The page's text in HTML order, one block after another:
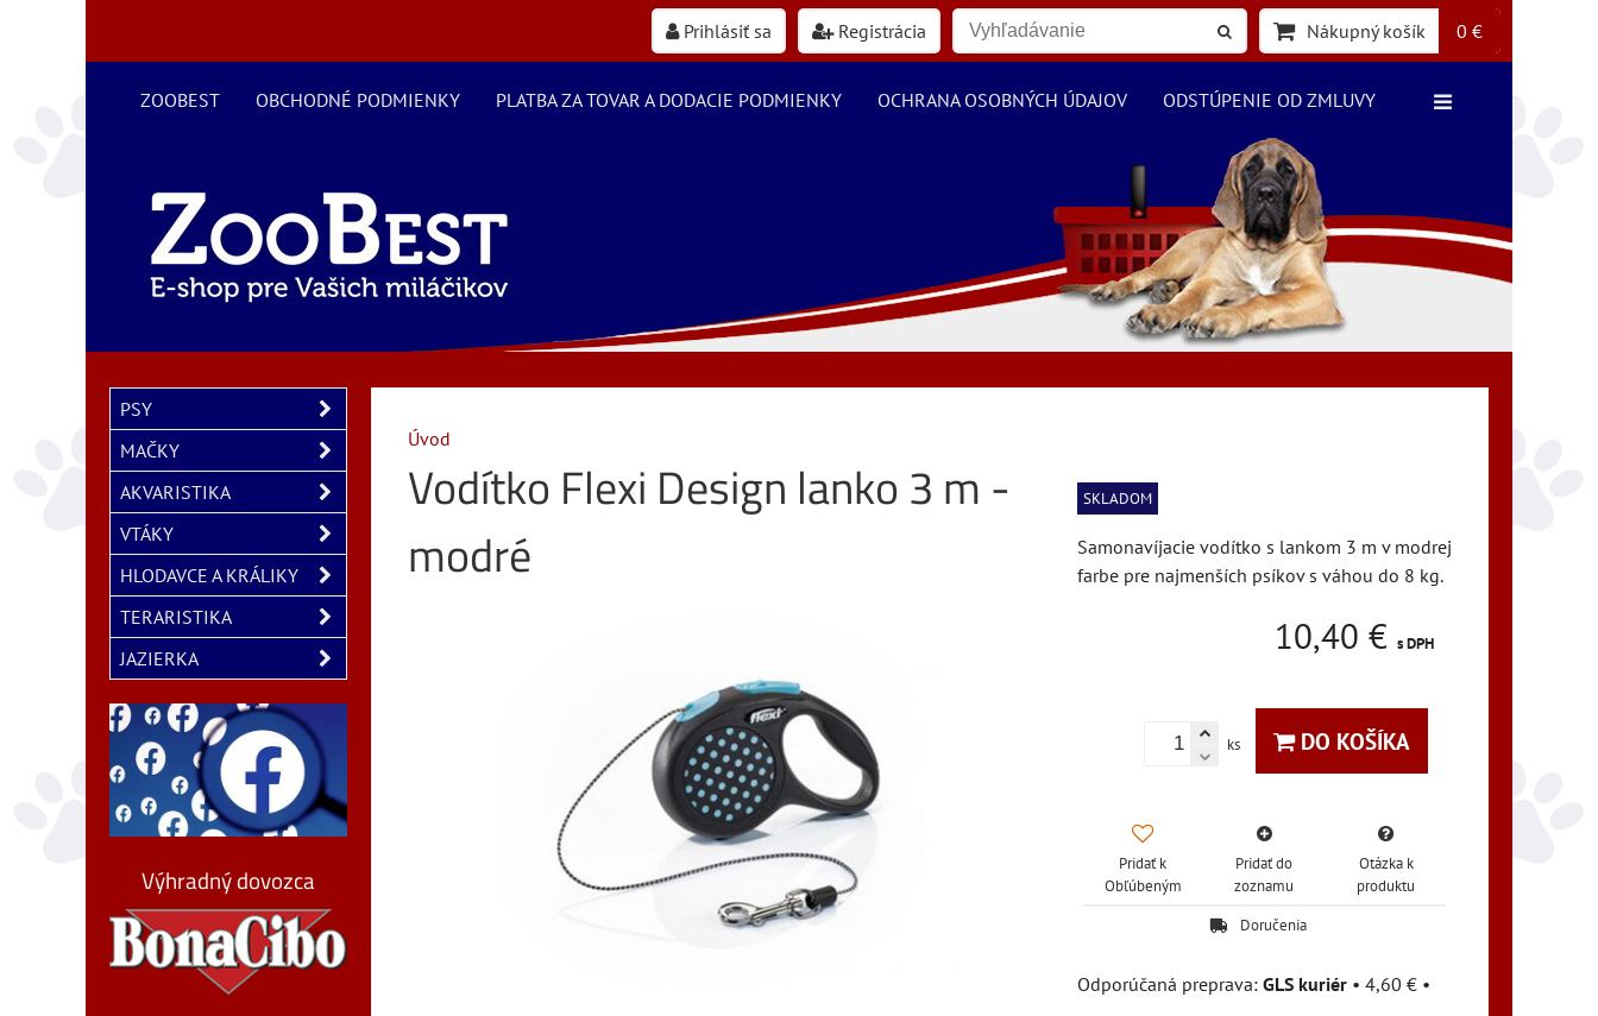
Prihlásiť sa Registrácia Nákupný košík 0 €
ZOOBEST OBCHODNÉ PODMIENKY PLATBA ZA TOVAR A DODACIE PODMIENKY OCHRANA OSOBNÝCH ÚDAJOV ODSTÚPENIE OD ZMLUVY
Úvod
Vodítko Flexi Design lanko 3 m -
modré
SKLADOM
Samonavíjacie vodítko s lankom 3 m v modrej
farbe pre najmenších psíkov s váhou do 8 kg.
10,40 € s DPH
ks DO KOŠÍKA
Pridať k
Obľúbeným
Pridať do
zoznamu
Otázka k
produktu
Doručenia
GLS kuriér • 4,60 € •
PSY
MAČKY
AKVARISTIKA
VTÁKY
HLODAVCE A KRÁLIKY
TERARISTIKA
JAZIERKA
Výhradný dovozca